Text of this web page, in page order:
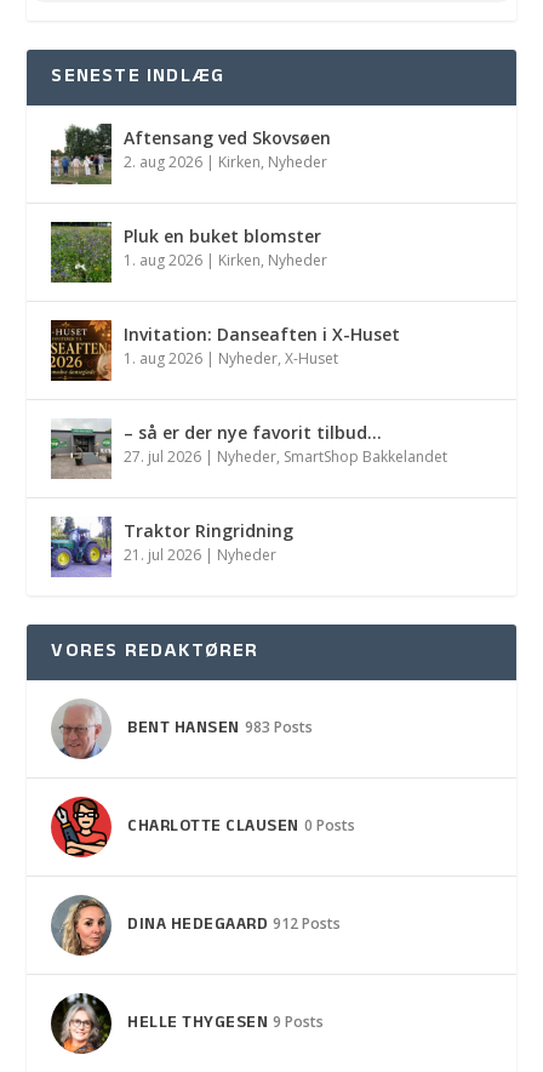
SENESTE INDLÆG
Aftensang ved Skovsøen
2. aug 2026 | Kirken, Nyheder
Pluk en buket blomster
1. aug 2026 | Kirken, Nyheder
Invitation: Danseaften i X-Huset
1. aug 2026 | Nyheder,X-Huset
– så er der nye favorit tilbud…
27. jul 2026 | Nyheder, SmartShop Bakkelandet
Traktor Ringridning
21. jul 2026 | Nyheder
VORES REDAKTØRER
BENT HANSEN 983 Posts
CHARLOTTE CLAUSEN 0 Posts
DINA HEDEGAARD 912 Posts
HELLE THYGESEN 9 Posts